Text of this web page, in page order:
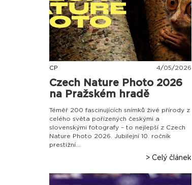
CP 4/05/2026
Czech Nature Photo 2026
na Pražském hradě
Téměř 200 fascinujících snímků živé přírody z
celého světa pořízených českými a
slovenskými fotografy – to nejlepší z Czech
Nature Photo 2026. Jubilejní 10. ročník
prestižní...
> Celý článek